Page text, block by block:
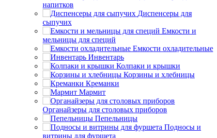
напитков
Диспенсеры для
сыпучих
Емкости и
мельницы для специй
Емкости охладительные
Инвентарь
Колпаки и крышки
Корзины и хлебницы
Креманки
Мармит
Органайзеры для столовых приборов
Пепельницы
Подносы и
витрины для фуршета